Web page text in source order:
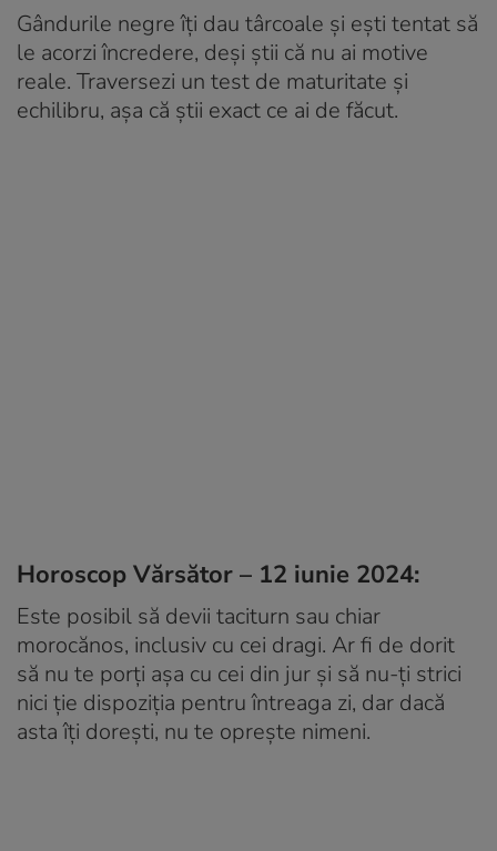
Gândurile negre îți dau târcoale și ești tentat să
le acorzi încredere, deși știi că nu ai motive
reale. Traversezi un test de maturitate și
echilibru, așa că știi exact ce ai de făcut.
Horoscop Vărsător – 12 iunie 2024:
Este posibil să devii taciturn sau chiar
morocănos, inclusiv cu cei dragi. Ar fi de dorit
să nu te porți așa cu cei din jur și să nu-ți strici
nici ție dispoziția pentru întreaga zi, dar dacă
asta îți dorești, nu te oprește nimeni.